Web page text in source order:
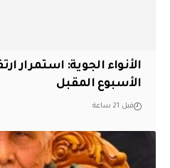
الأنواء الجوية: استمرار
الأسبوع المقبل
قبل 21 ساعة